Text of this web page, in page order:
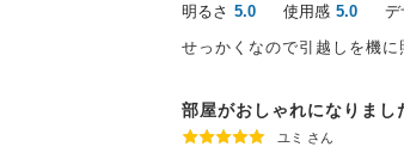
明るさ 5.0 使用感 5.0 デ
せっかくなので引越しを機に
部屋がおしゃれになりまし
ユミ さん